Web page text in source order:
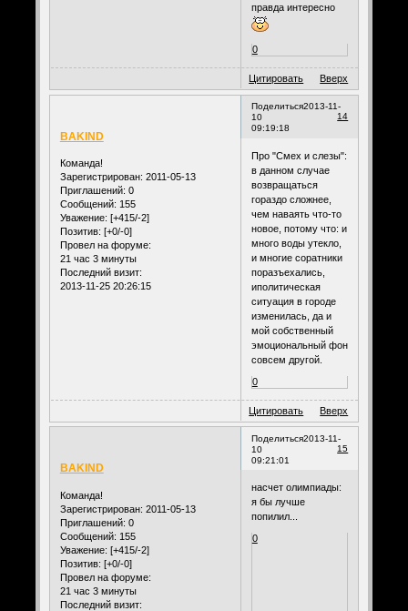
правда интересно
0
Цитировать Вверх
Поделиться
14
2013-11-
10
09:19:18
BAKIND
Команда!
Зарегистрирован: 2011-05-13
Приглашений: 0
Сообщений: 155
Уважение: [+415/-2]
Позитив: [+0/-0]
Провел на форуме:
21 час 3 минуты
Последний визит:
2013-11-25 20:26:15
Про "Смех и слезы":
в данном случае
возвращаться
гораздо сложнее,
чем наваять что-то
новое, потому что: и
много воды утекло,
и многие соратники
поразъехались,
иполитическая
ситуация в городе
изменилась, да и
мой собственный
эмоциональный фон
совсем другой.
0
Цитировать Вверх
Поделиться
15
2013-11-
10
09:21:01
BAKIND
Команда!
Зарегистрирован: 2011-05-13
Приглашений: 0
Сообщений: 155
Уважение: [+415/-2]
Позитив: [+0/-0]
Провел на форуме:
21 час 3 минуты
Последний визит:
насчет олимпиады:
я бы лучше
попилил...
0